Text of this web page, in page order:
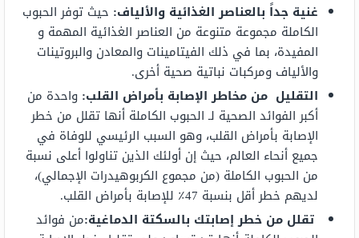
غنية جداً بالعناصر الغذائية والألياف: حيث توفر الحبوب
الكاملة مجموعة متنوعة من العناصر الغذائية المهمة و
المفيدة، بما في ذلك الفيتامينات والمعادن والبروتينات
والألياف ومركبات نباتية صحية أخرى.
التقليل من مخاطر الإصابة بأمراض القلب: واحدة من
أكبر الفوائد الصحية لـ الحبوب الكاملة أنها تقلل من خطر
الإصابة بأمراض القلب، وهو السبب الرئيسي للوفاة في
جميع أنحاء العالم، حيث إن أولئك الذين تناولوا أعلى نسبة
من الحبوب الكاملة (من مجموع الكربوهيدرات الإجمالي)،
لديهم خطر أقل بنسبة 47٪ للإصابة بأمراض القلب.
تقلل من خطر إصابتك بالسكتة الدماغية:من فوائد